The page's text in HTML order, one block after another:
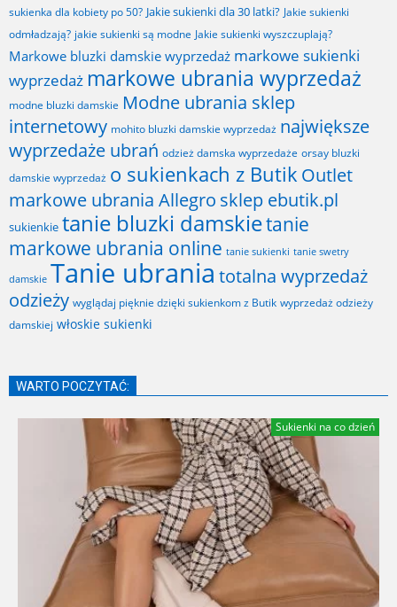
sukienka dla kobiety po 50? Jakie sukienki dla 30 latki? Jakie sukienki
odmładzają? jakie sukienki są modne Jakie sukienki wyszczuplają?
Markowe bluzki damskie wyprzedaż markowe sukienki
wyprzedaż markowe ubrania wyprzedaż
modne bluzki damskie Modne ubrania sklep
internetowy mohito bluzki damskie wyprzedaż największe
wyprzedaże ubrań odzież damska wyprzedaże orsay bluzki
damskie wyprzedaż o sukienkach z Butik Outlet
markowe ubrania Allegro sklep ebutik.pl
sukienkie tanie bluzki damskietanie
markowe ubrania online tanie sukienki tanie swetry
damskie Tanie ubrania totalna wyprzedaż
odzieży wyglądaj pięknie dzięki sukienkom z Butik wyprzedaż odzieży
damskiej włoskie sukienki
WARTO POCZYTAĆ:
Sukienki na co dzień